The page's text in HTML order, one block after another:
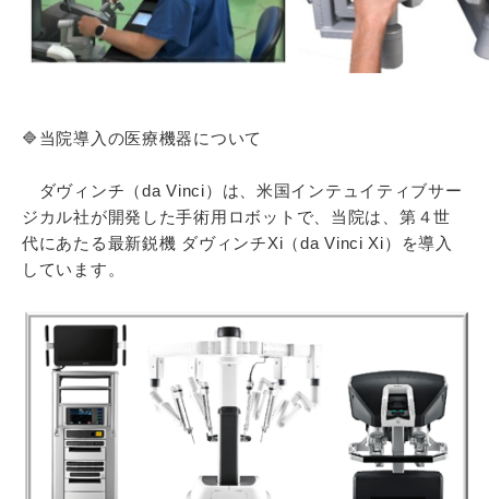
🔷当院導入の医療機器について
ダヴィンチ（da Vinci）は、米国インテュイティブサー
ジカル社が開発した手術用ロボットで、当院は、第４世
代にあたる最新鋭機 ダヴィンチXi（da Vinci Xi）を導入
しています。